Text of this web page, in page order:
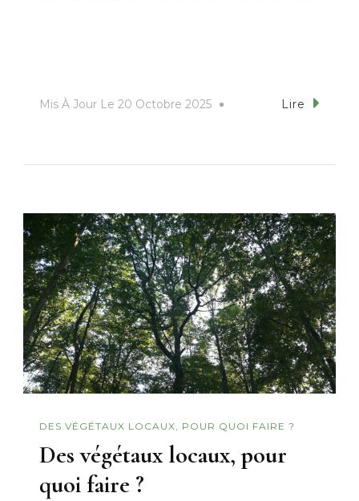
Mis À Jour Le 20 Octobre 2025 Lire
DES VÉGÉTAUX LOCAUX, POUR QUOI FAIRE ?
Des végétaux locaux, pour
quoi faire ?